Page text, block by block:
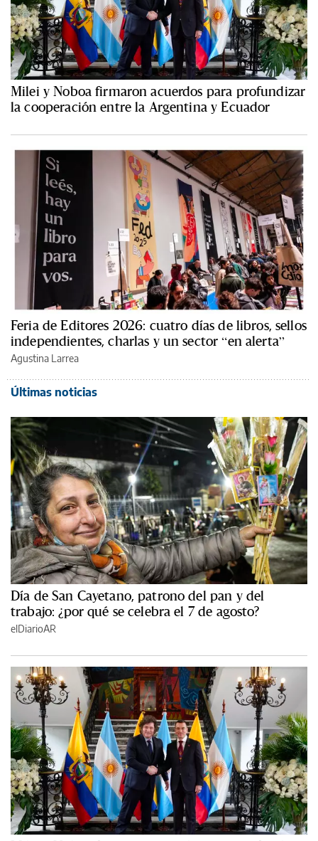
Milei y Noboa firmaron acuerdos para profundizar
la cooperación entre la Argentina y Ecuador
Feria de Editores 2026: cuatro días de libros, sellos
independientes, charlas y un sector “en alerta”
Agustina Larrea
Últimas noticias
Día de San Cayetano, patrono del pan y del
trabajo: ¿por qué se celebra el 7 de agosto?
elDiarioAR